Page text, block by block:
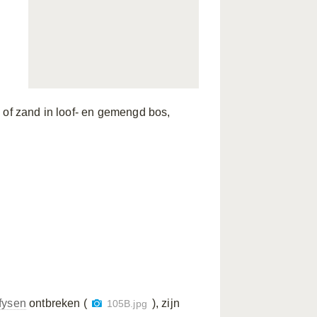
zand in loof- en gemengd bos,
ontbreken ( 105B.jpg ), zijn